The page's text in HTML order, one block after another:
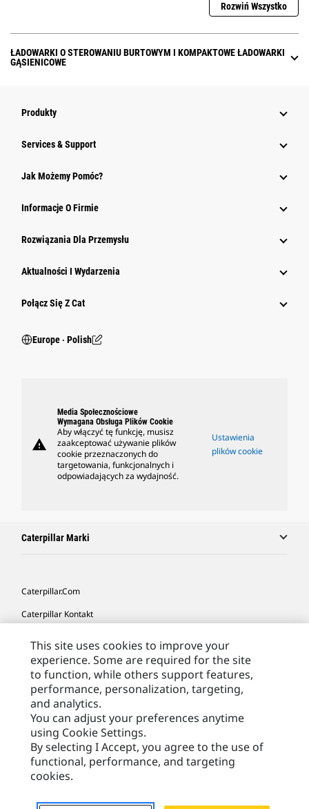
Rozwiń Wszystko
ŁADOWARKI O STEROWANIU BURTOWYM I KOMPAKTOWE ŁADOWARKI
GĄSIENICOWE
Produkty
Services & Support
Jak Możemy Pomóc?
Informacje O Firmie
Rozwiązania Dla Przemysłu
Aktualności I Wydarzenia
Połącz Się Z Cat
Europe ‧ Polish
warning
Media Społecznościowe
Wymagana Obsługa Plików Cookie
Aby włączyć tę funkcję, musisz
zaakceptować używanie plików
cookie przeznaczonych do
targetowania, funkcjonalnych i
odpowiadających za wydajność.
Ustawienia
plików cookie
Caterpillar Marki
Caterpillar.com
Caterpillar Kontakt
Moje Preferencje Marketingowe
Site Map
Cookie Settings
Legal
Privacy
This site uses cookies to improve your
experience. Some are required for the site
to function, while others support features,
performance, personalization, targeting,
and analytics.
You can adjust your preferences anytime
using Cookie Settings.
By selecting I Accept, you agree to the use of
functional, performance, and targeting
cookies.